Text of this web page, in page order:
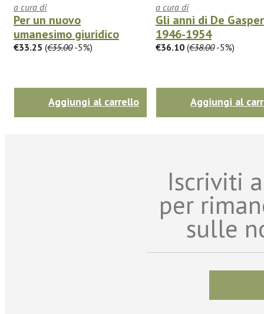
a cura di
Per un nuovo
umanesimo giuridico
€33.25 (€35.00-5%)
Aggiungi al carrello
a cura di
Gli anni di De
1946-1954
€36.10 (€38.00-5%)
Aggiungi al
Iscriviti
per
sulle